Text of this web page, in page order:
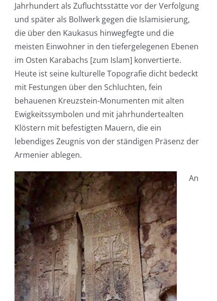
Jahrhundert als Zufluchtsstätte vor der Verfolgung
und später als Bollwerk gegen die Islamisierung,
die über den Kaukasus hinwegfegte und die
meisten Einwohner in den tiefergelegenen Ebenen
im Osten Karabachs [zum Islam] konvertierte.
Heute ist seine kulturelle Topografie dicht bedeckt
mit Festungen über den Schluchten, fein
behauenen Kreuzstein-Monumenten mit alten
Ewigkeitssymbolen und mit jahrhundertealten
Klöstern mit befestigten Mauern, die ein
lebendiges Zeugnis von der ständigen Präsenz der
Armenier ablegen.
An